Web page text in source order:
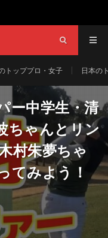
トッププロ・女子 日本の
ー中学生・清
ちゃんとリン
村朱夢ちゃ
てみよう！